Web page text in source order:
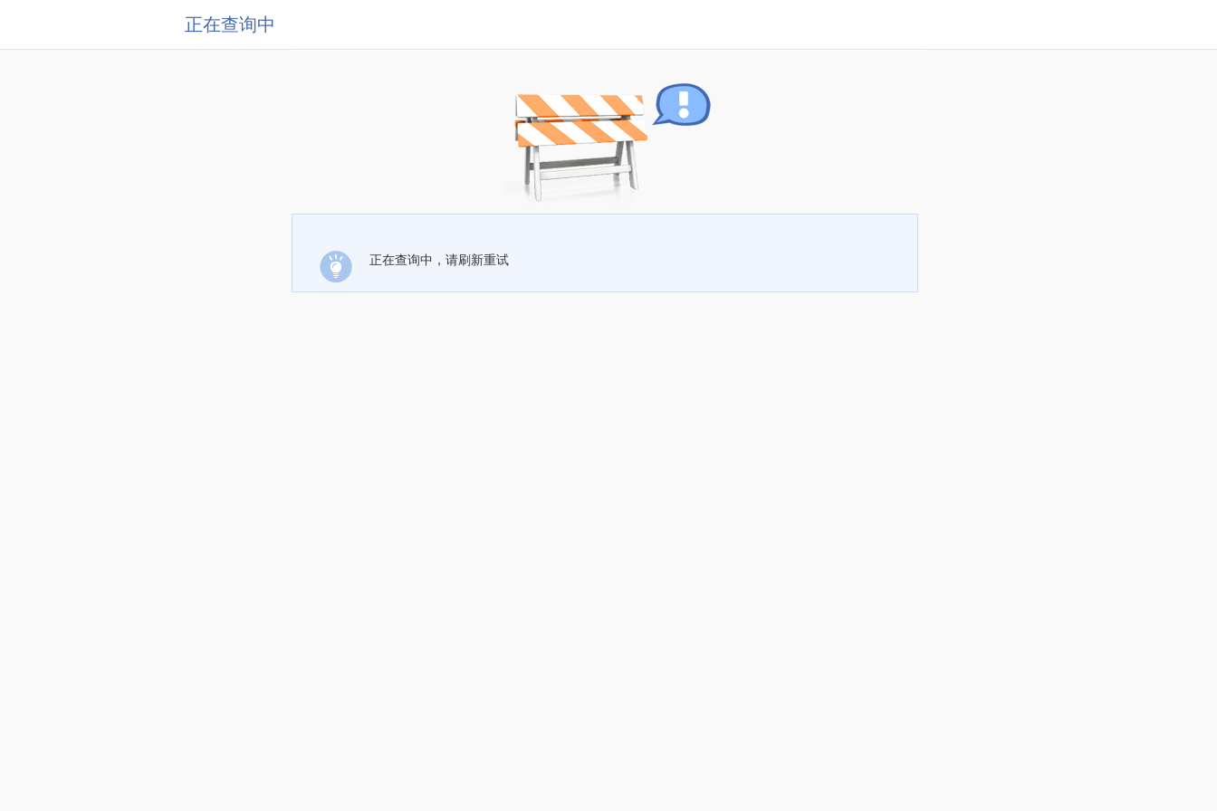
正在查询中
正在查询中，请刷新重试